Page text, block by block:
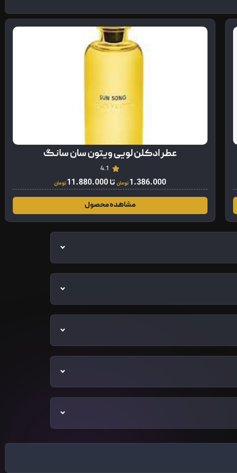
عطر ادکلن لویی ویتون سان سانگ
4.1
1.386.000تومان تا 11.880.000تومان
مشاهده محصول